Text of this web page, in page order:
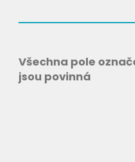
Všechna pole
jsou povinná